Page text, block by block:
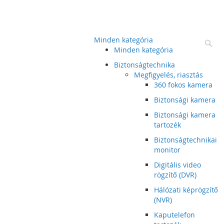
Minden kategória
Minden kategória
Biztonságtechnika
Megfigyelés, riasztás
360 fokos kamera
Biztonsági kamera
Biztonsági kamera
tartozék
Biztonságtechnikai
monitor
Digitális video
rögzítő (DVR)
Hálózati képrögzítő
(NVR)
Kaputelefon